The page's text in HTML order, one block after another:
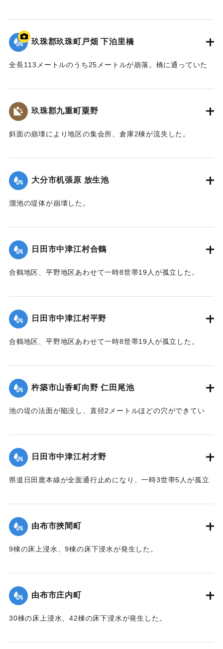
2020/7/6｜固有コード:
玖珠郡玖珠町戸畑 下泊里橋
全長113メートルのうち25メートルが崩落。橋に通っていた
た。
｜固有コード:01215062
玖珠郡九重町粟野
斜面の崩壊により地区の集会所、倉庫2棟が流失した。
2020/7/6｜固有コード:01215063
大分市机張原 放生池
溜池の堤体が崩壊した。
2020/7/6｜固有コード:01215064
日田市中津江村合鶴
合鶴地区、平野地区あわせて一時8世帯19人が孤立した。
2020/7/6｜固有コード: 01215057
日田市中津江村平野
合鶴地区、平野地区あわせて一時8世帯19人が孤立した。
2020/7/6｜固有コード: 01215058
杵築市山香町向野 仁田尾池
池の堤の法面が陥没し、直径2メートルほどの穴ができてい
決壊の恐れがあるとして11日午後4時20分、平山区の7世帯20
人に避難勧告を出した。
【出典：NHKニュース】
日田市中津江村才野
県道日田鹿本線が全面通行止めになり、一時3世帯5人が孤立
（第 22 報）】
2020/7/6｜固有コード: 01215060
由布市挾間町
9棟の床上浸水、9棟の床下浸水が発生した。
｜固有コード:
由布市庄内町
30棟の床上浸水、42棟の床下浸水が発生した。